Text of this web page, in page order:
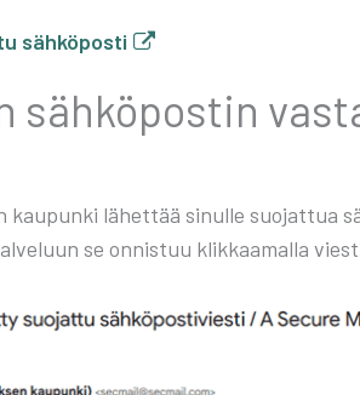
säh­kö­pos­ti
säh­kö­pos­tin
kau­pun­ki lähet­tää sinul­le suo­jat­tua
se onnis­tuu klik­kaa­mal­la